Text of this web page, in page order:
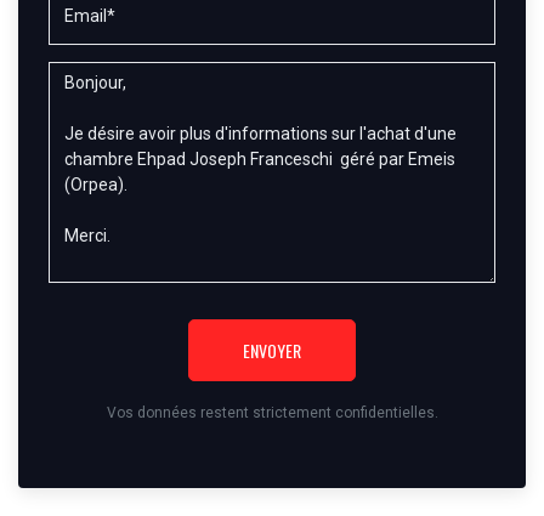
ENVOYER
Vos données restent strictement confidentielles.